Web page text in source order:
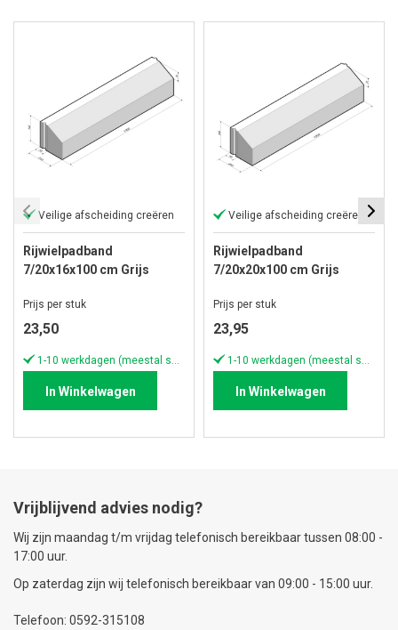
Veilige afscheiding creëren
Rijwielpadband
7/20x16x100 cm Grijs
Prijs per stuk
23,50
In Winkelwagen
Veilige afscheiding creëren
Rijwielpadband
7/20x20x100 cm Grijs
Prijs per stuk
23,95
In Winkelwagen
Vrijblijvend advies nodig?
Wij zijn maandag t/m vrijdag telefonisch bereikbaar tussen 08:00 -
17:00 uur.
Op zaterdag zijn wij telefonisch bereikbaar van 09:00 - 15:00 uur.
Telefoon: 0592-315108